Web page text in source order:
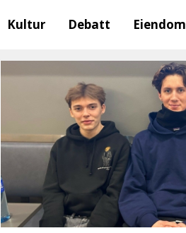
Kultur Debatt Eiendom